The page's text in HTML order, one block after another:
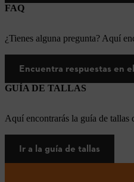
FAQ
¿Tienes alguna pregunta? Aquí
Encuentra respuestas en
GUÍA DE TALLAS
Aquí encontrarás la guía de
Ir a la guía de tallas